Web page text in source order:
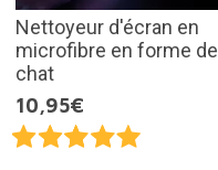
Nettoyeur d'écran en
microfibre en forme de
chat
10,95€